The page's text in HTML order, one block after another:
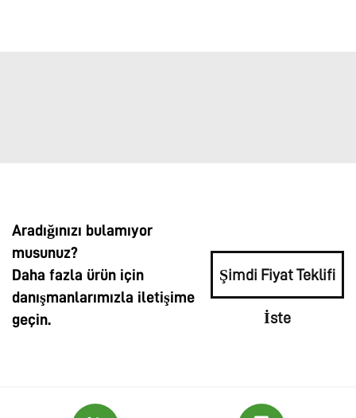
Aradığınızı bulamıyor
musunuz?
Daha fazla ürün için
danışmanlarımızla iletişime
geçin.
Şimdi Fiyat Teklifi
İste